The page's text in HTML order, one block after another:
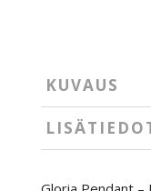
KUVAUS